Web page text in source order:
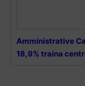
Amministrative
18,9% traina